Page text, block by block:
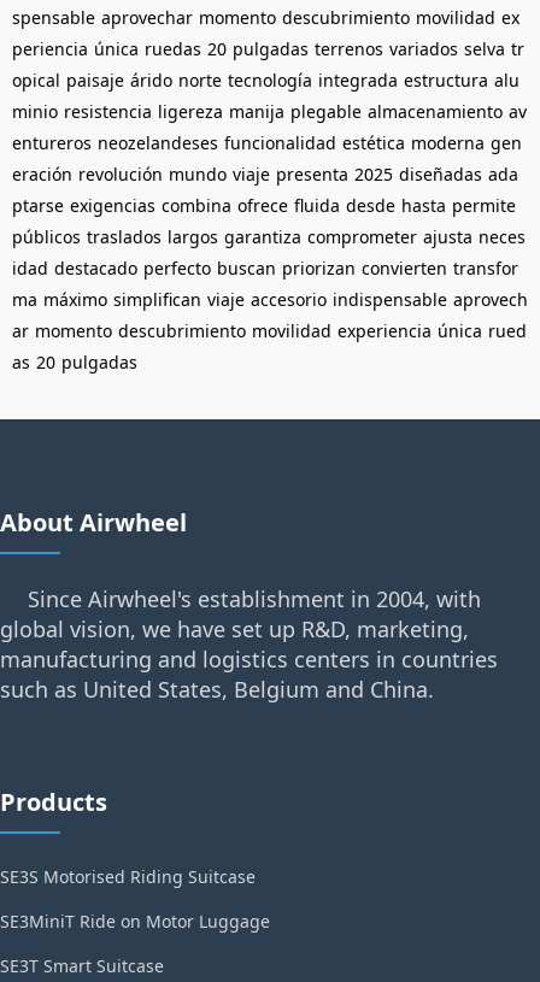
spensable aprovechar momento descubrimiento movilidad ex
periencia única ruedas 20 pulgadas terrenos variados selva tr
opical paisaje árido norte tecnología integrada estructura alu
minio resistencia ligereza manija plegable almacenamiento av
entureros neozelandeses funcionalidad estética moderna gen
eración revolución mundo viaje presenta 2025 diseñadas ada
ptarse exigencias combina ofrece fluida desde hasta permite
públicos traslados largos garantiza comprometer ajusta neces
idad destacado perfecto buscan priorizan convierten transfor
ma máximo simplifican viaje accesorio indispensable aprovech
ar momento descubrimiento movilidad experiencia única rued
as 20 pulgadas
About Airwheel
Since Airwheel's establishment in 2004, with
global vision, we have set up R&D, marketing,
manufacturing and logistics centers in countries
such as United States, Belgium and China.
Products
SE3S Motorised Riding Suitcase
SE3MiniT Ride on Motor Luggage
SE3T Smart Suitcase